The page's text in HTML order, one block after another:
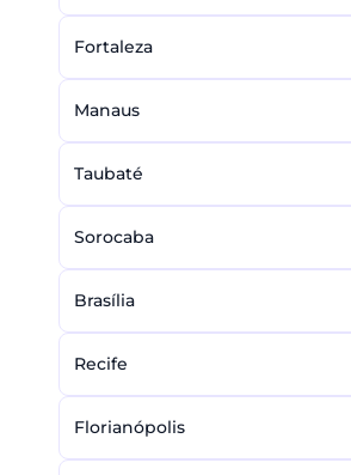
Fortaleza
Manaus
Taubaté
Sorocaba
Brasília
Recife
Florianópolis